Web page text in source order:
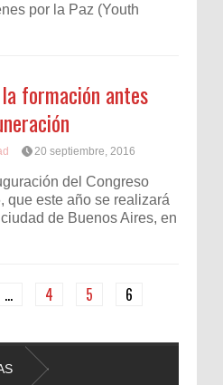
por la Paz (Youth
formación antes
20 septiembre, 2016
del Congreso
que este año se realizará
de Buenos Aires, en
… 4 5 6